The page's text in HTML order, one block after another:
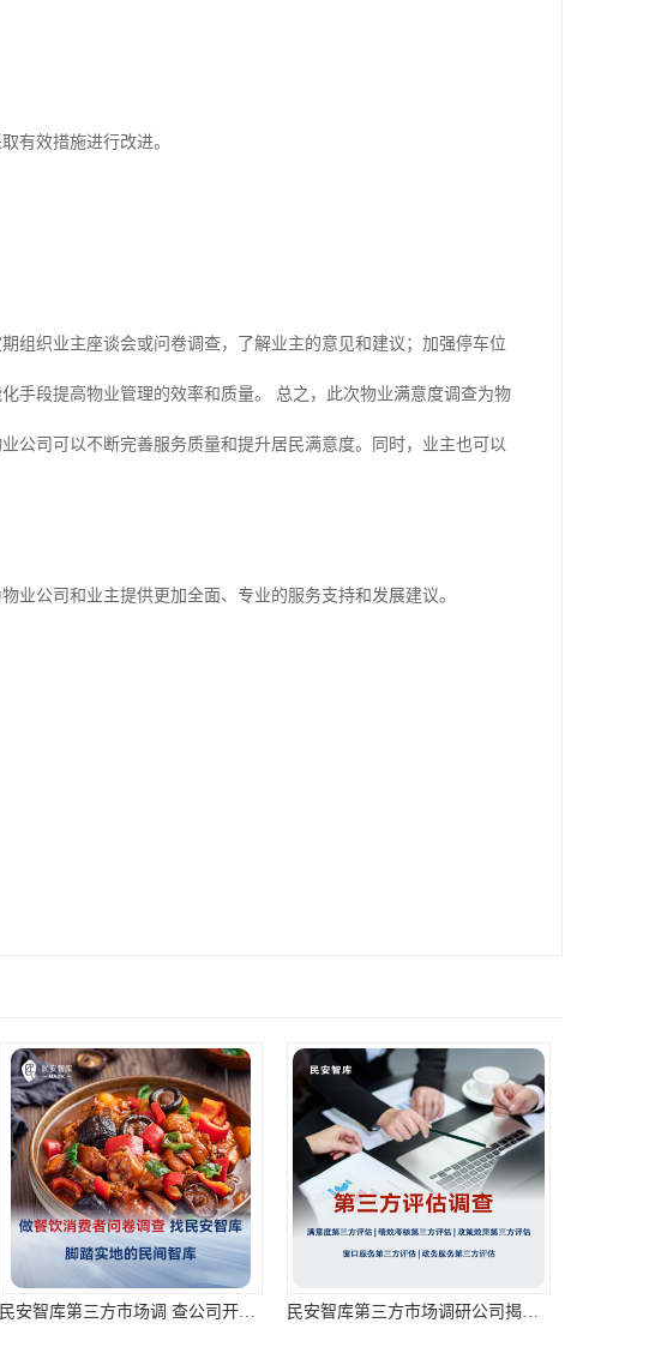
有效措施进行改进。
组织业主座谈会或问卷调查，了解业主的意见和建议；加强停车位
手段提高物业管理的效率和质量。 总之，此次物业满意度调查为物
公司可以不断完善服务质量和提升居民满意度。同时，业主也可以
业公司和业主提供更加全面、专业的服务支持和发展建议。
民安智库第三方市场调 查公司开展餐饮消费者调查 民安智库第三方市场调研公司揭秘连锁酒店的神秘顾客调查：为您的住宿体验保驾护航